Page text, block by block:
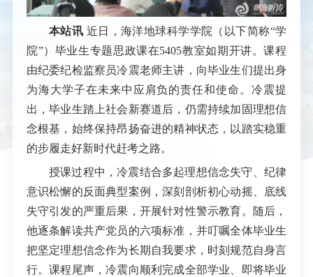
本站讯 近日，海洋地球科学学院（以下简称“学
院”）毕业生专题思政课在5405教室如期开讲。课程
由纪委纪检监察员冷震老师主讲，向毕业生们提出身
为海大学子在未来中应肩负的责任和使命。冷震提
出，毕业生踏上社会新赛道后，仍需持续加固理想信
念根基，始终保持昂扬奋进的精神状态，以踏实稳重
的步履走好新时代赶考之路。
授课过程中，冷震结合多起理想信念失守、纪律
意识松懈的反面典型案例，深刻剖析初心动摇、底线
失守引发的严重后果，开展针对性警示教育。随后，
他逐条解读共产党员的六项标准，并叮嘱全体毕业生
把坚定理想信念作为长期自我要求，时刻规范自身言
行。课程尾声，冷震向顺利完成全部学业、即将毕业